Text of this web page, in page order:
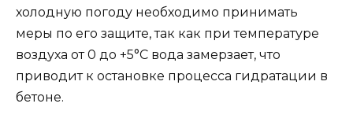
холодную погоду необходимо принимать
меры по его защите, так как при температуре
воздуха от 0 до +5°C вода замерзает, что
приводит к остановке процесса гидратации в
бетоне.